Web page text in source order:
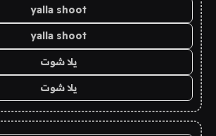
yalla shoot
yalla shoot
يلا شوت
يلا شوت